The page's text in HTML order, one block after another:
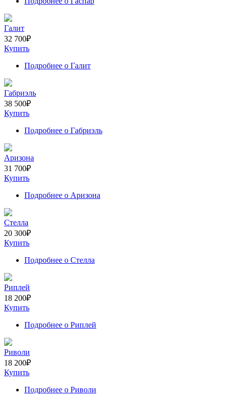
Галит
32 700₽
Купить
Подробнее о Галит
Габриэль
38 500₽
Купить
Подробнее о Габриэль
Аризона
31 700₽
Купить
Подробнее о Аризона
Стелла
20 300₽
Купить
Подробнее о Стелла
Риплей
18 200₽
Купить
Подробнее о Риплей
Риволи
18 200₽
Купить
Подробнее о Риволи